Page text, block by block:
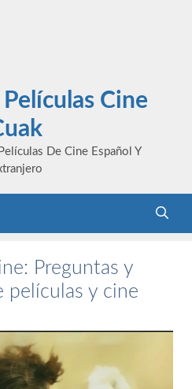
Cine
De Cine Español Y
Preguntas y
películas y cine